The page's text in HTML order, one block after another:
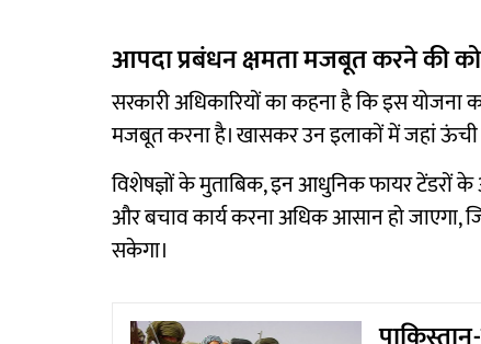
आपदा प्रबंधन क्षमता मजबूत करने की
सरकारी अधिकारियों का कहना है कि इस योजना
मजबूत करना है। खासकर उन इलाकों में जहां ऊंची
विशेषज्ञों के मुताबिक, इन आधुनिक फायर टेंडरों
और बचाव कार्य करना अधिक आसान हो
सकेगा।